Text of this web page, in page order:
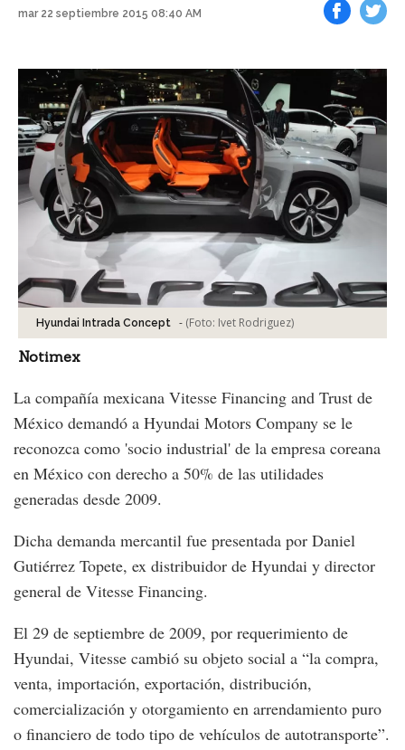
mar 22 septiembre 2015 08:40 AM
Hyundai Intrada Concept - (Foto: Ivet Rodriguez)
Notimex
La compañía mexicana Vitesse Financing and Trust de
México demandó a Hyundai Motors Company se le
reconozca como 'socio industrial' de la empresa coreana
en México con derecho a 50% de las utilidades
generadas desde 2009.
Dicha demanda mercantil fue presentada por Daniel
Gutiérrez Topete, ex distribuidor de Hyundai y director
general de Vitesse Financing.
El 29 de septiembre de 2009, por requerimiento de
Hyundai, Vitesse cambió su objeto social a “la compra,
venta, importación, exportación, distribución,
comercialización y otorgamiento en arrendamiento puro
o financiero de todo tipo de vehículos de autotransporte”.